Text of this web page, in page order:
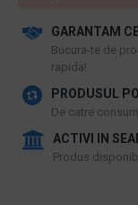
GARANTAM
​Bucura-te de
rapida!
PRODUSUL
De catre
ACTIVI IN
Produs